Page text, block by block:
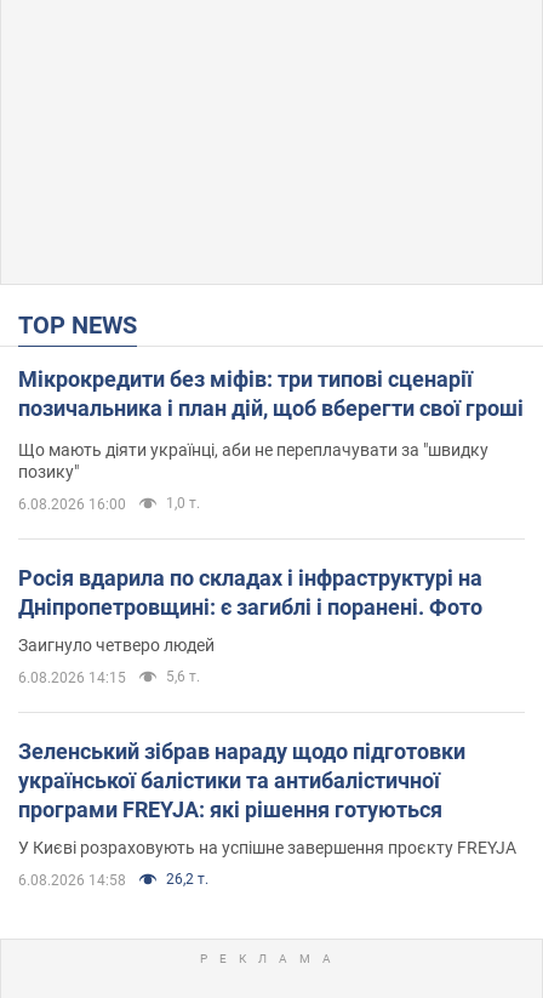
TOP NEWS
Мікрокредити без міфів: три типові сценарії
позичальника і план дій, щоб вберегти свої гроші
Що мають діяти українці, аби не переплачувати за "швидку
позику"
6.08.2026 16:00 1,0 т.
Росія вдарила по складах і інфраструктурі на
Дніпропетровщині: є загиблі і поранені. Фото
Заигнуло четверо людей
6.08.2026 14:15 5,6 т.
Зеленський зібрав нараду щодо підготовки
української балістики та антибалістичної
програми FREYJA: які рішення готуються
У Києві розраховують на успішне завершення проєкту FREYJA
6.08.2026 14:58 26,2 т.